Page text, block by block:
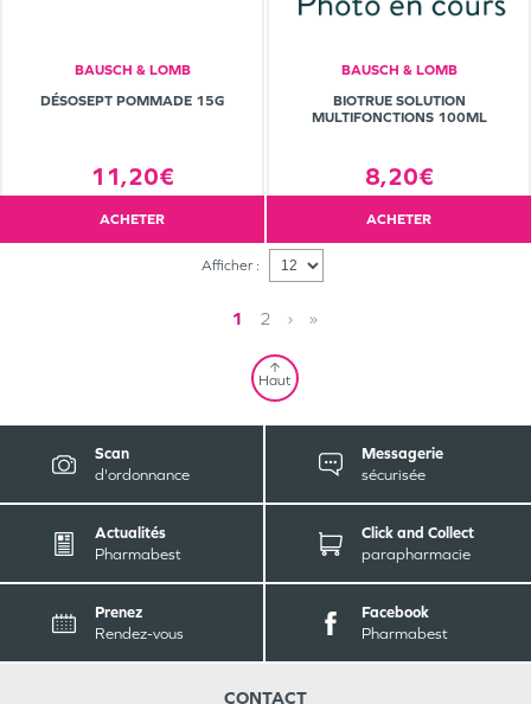
BAUSCH & LOMB
DÉSOSEPT POMMADE 15G
11,20€
ACHETER
BAUSCH & LOMB
BIOTRUE SOLUTION
MULTIFONCTIONS 100ML
8,20€
ACHETER
Afficher :
1 2 › »
Haut
Scan
d'ordonnance
Messagerie
sécurisée
Actualités
Pharmabest
Click and Collect
parapharmacie
Prenez
Rendez-vous
Facebook
Pharmabest
CONTACT